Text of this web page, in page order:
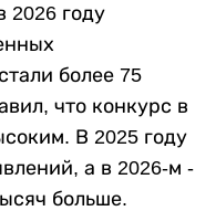
2026 году
более 75
что конкурс в
В 2025 году
а в 2026-м -
больше.